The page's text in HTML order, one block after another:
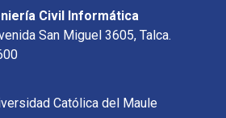
Civil Informática
San Miguel 3605, Talca.
Católica del Maule